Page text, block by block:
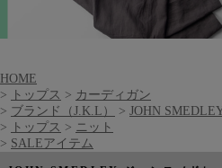
HOME
>
トップス > カーディガン
> ブランド（J.K.L） > JOHN
>
トップス > ニット
> SALEアイテム